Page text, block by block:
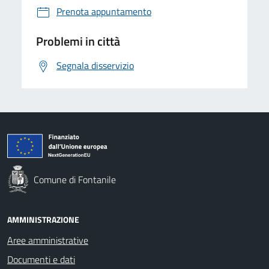
Prenota appuntamento
Problemi in città
Segnala disservizio
Comune di Fontanile
AMMINISTRAZIONE
Aree amministrative
Documenti e dati